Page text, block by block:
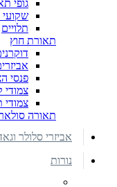
גופי
תלויים
תאורת חוץ
פנסי
צמודי
תאורה
אביזרי סלולר
נורות